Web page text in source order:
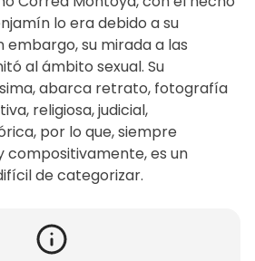
lo era debido a su
embargo, su mirada a las
al ámbito sexual. Su
abarca retrato, fotografía
religiosa, judicial,
por lo que, siempre
compositivamente, es un
de categorizar.